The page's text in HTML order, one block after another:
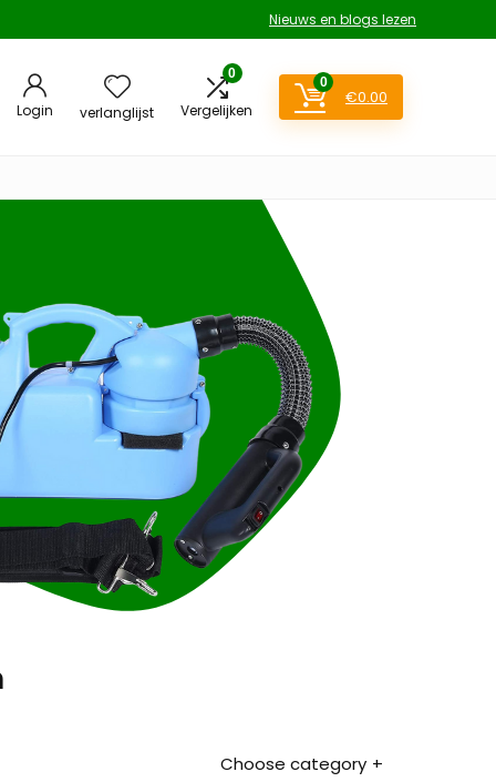
Nieuws en blogs lezen
Login verlanglijst
0
Vergelijken
0
€0.00
Choose category